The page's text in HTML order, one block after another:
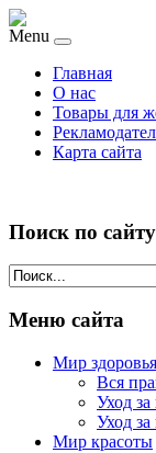
Menu
Главная
О нас
Товары для
Карта сайта
Поиск по сайту
Меню сайта
Мир здоровья
Вся
Уход
Уход
Мир красоты